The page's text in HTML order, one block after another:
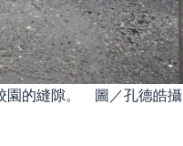
園的縫隙。 圖／孔德皓攝